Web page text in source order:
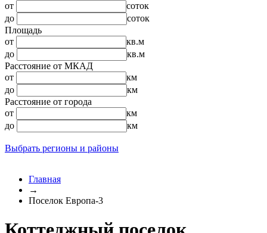
от
соток
до
соток
Площадь
от
кв.м
до
кв.м
Расстояние от МКАД
от
км
до
км
Расстояние от города
от
км
до
км
Выбрать регионы и районы
Главная
→
Поселок Европа-3